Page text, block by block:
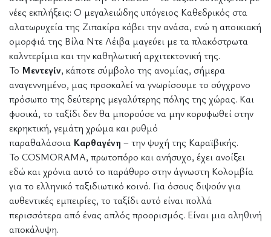
νέες εκπλήξεις: Ο μεγαλειώδης υπόγειος Καθεδρικός στα
αλατωρυχεία της Ζιπακίρα κόβει την ανάσα, ενώ η αποικιακή
ομορφιά της Βίλα Ντε Λέιβα μαγεύει με τα πλακόστρωτα
καλντερίμια και την καθηλωτική αρχιτεκτονική της.
Το Μεντεγίν, κάποτε σύμβολο της ανομίας, σήμερα
αναγεννημένο, μας προσκαλεί να γνωρίσουμε το σύγχρονο
πρόσωπο της δεύτερης μεγαλύτερης πόλης της χώρας. Και
φυσικά, το ταξίδι δεν θα μπορούσε να μην κορυφωθεί στην
εκρηκτική, γεμάτη χρώμα και ρυθμό
παραθαλάσσια Καρθαγένη – την ψυχή της Καραϊβικής.
Το COSMORAMA, πρωτοπόρο και ανήσυχο, έχει ανοίξει
εδώ και χρόνια αυτό το παράθυρο στην άγνωστη Κολομβία
για το ελληνικό ταξιδιωτικό κοινό. Για όσους διψούν για
αυθεντικές εμπειρίες, το ταξίδι αυτό είναι πολλά
περισσότερα από ένας απλός προορισμός. Είναι μια αληθινή
αποκάλυψη.